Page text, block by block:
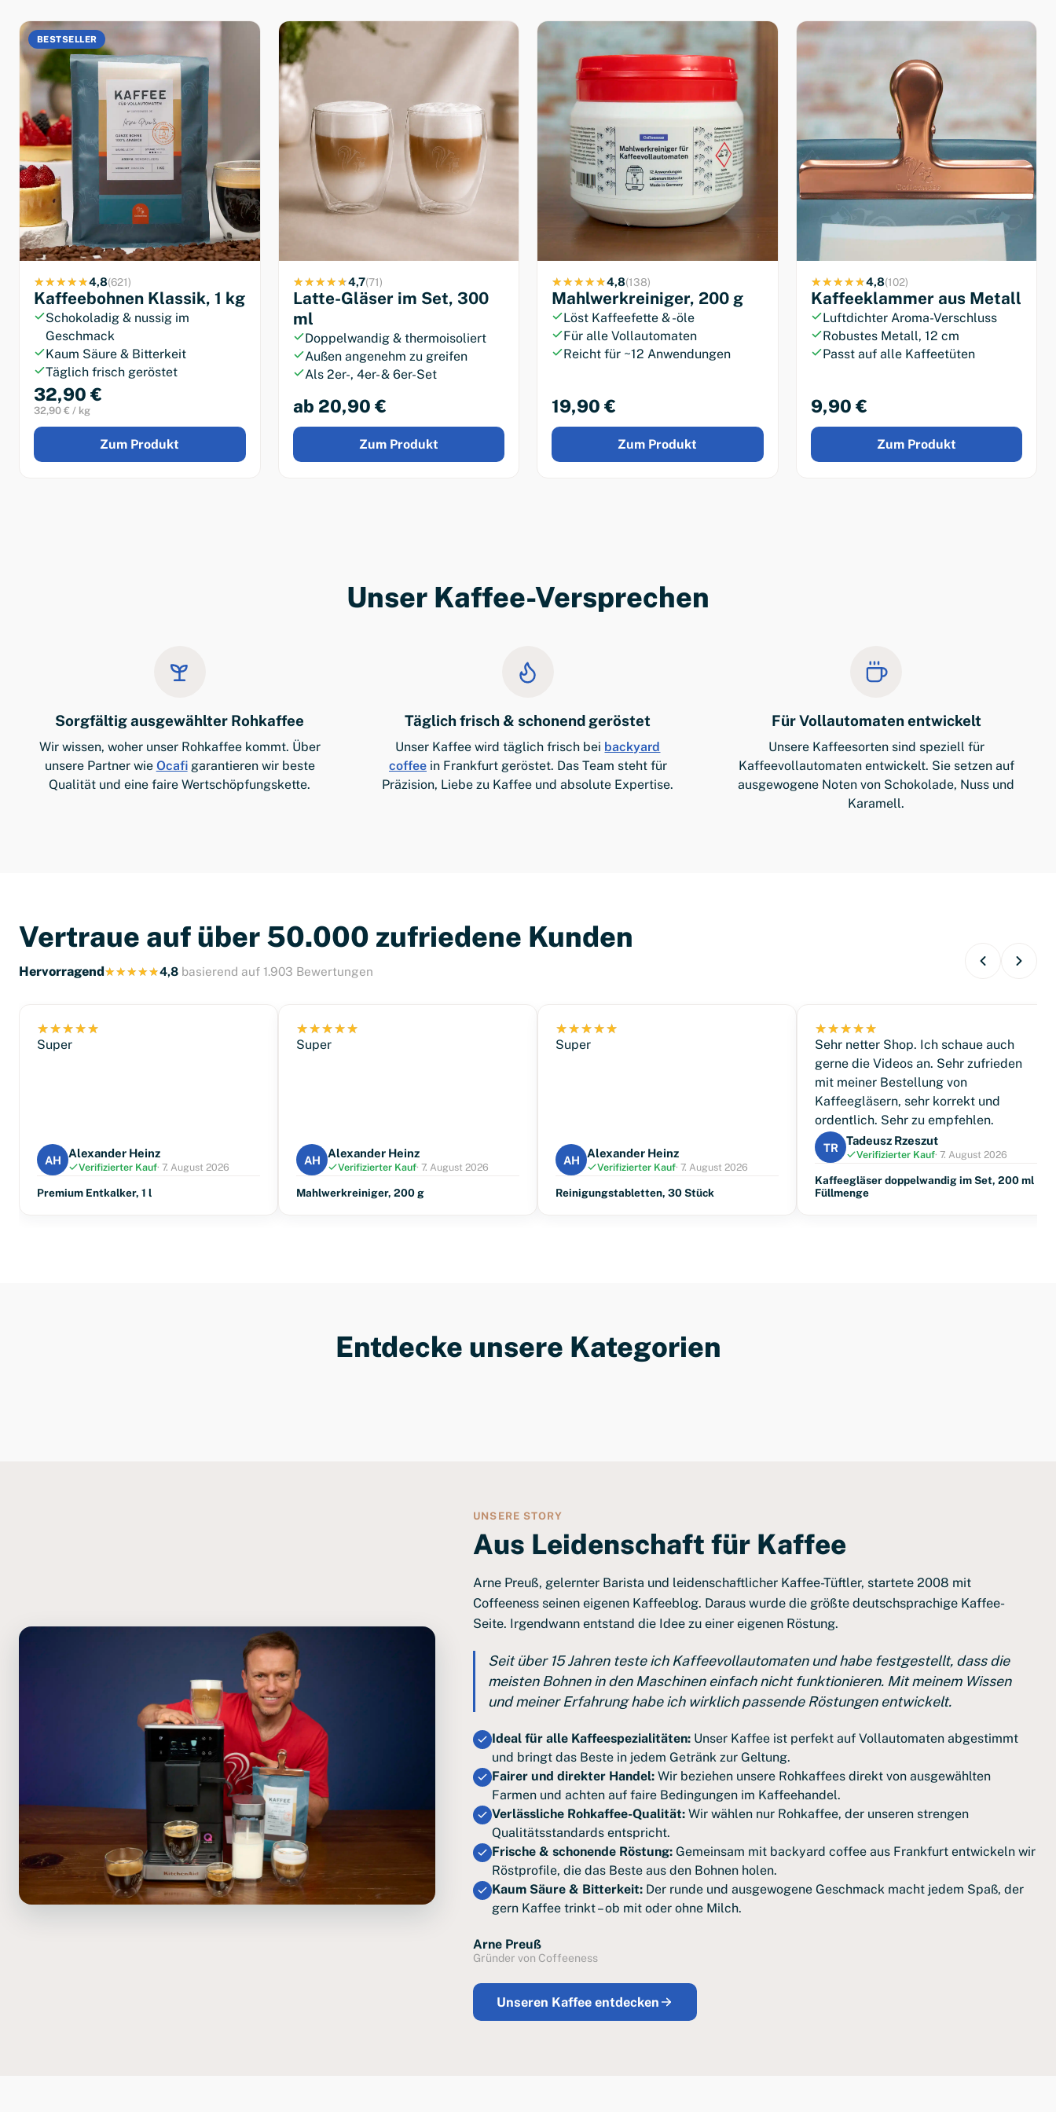
Vollautomaten
Schokoladige Süße. Kaum Säure &
Bitterkeit. Immer frisch für dich geröstet.
Jetzt probieren
BESTSELLER
4,8(621)
Kaffeebohnen Klassik, 1 kg
Schokoladig & nussig im
Geschmack
Kaum Säure & Bitterkeit
Täglich frisch geröstet
32,90 €
32,90 € / kg
Zum Produkt
4,7(71)
Latte-Gläser im Set, 300
ml
Doppelwandig & thermoisoliert
Außen angenehm zu greifen
Als 2er-, 4er- & 6er-Set
ab 20,90 €
Zum Produkt
4,8(138)
Mahlwerkreiniger, 200 g
Löst Kaffeefette & -öle
Für alle Vollautomaten
Reicht für ~12 Anwendungen
19,90 €
Zum Produkt
4,8(102)
Kaffeeklammer aus Metall
Luftdichter Aroma-Verschluss
Robustes Metall, 12 cm
Passt auf alle Kaffeetüten
9,90 €
Zum Produkt
Unser Kaffee-Versprechen
Sorgfältig ausgewählter Rohkaffee
Wir wissen, woher unser Rohkaffee kommt. Über
unsere Partner wie Ocafigarantieren wir beste
Qualität und eine faire Wertschöpfungskette.
Täglich frisch & schonend geröstet
Unser Kaffee wird täglich frisch bei backyard
coffeein Frankfurt geröstet. Das Team steht für
Präzision, Liebe zu Kaffee und absolute Expertise.
Für Vollautomaten entwickelt
Unsere Kaffeesorten sind speziell für
Kaffeevollautomaten entwickelt. Sie setzen auf
ausgewogene Noten von Schokolade, Nuss und
Karamell.
Vertraue auf über 50.000 zufriedene Kunden
Hervorragend 4,8 basierend auf 1.903 Bewertungen
Super
AH Alexander Heinz
Verifizierter Kauf· 7. August 2026
Premium Entkalker, 1 l
Super
AH Alexander Heinz
Verifizierter Kauf· 7. August 2026
Mahlwerkreiniger, 200 g
Super
AH Alexander Heinz
Verifizierter Kauf· 7. August 2026
Reinigungstabletten, 30 Stück
Sehr netter Shop. Ich schaue auch
gerne die Videos an. Sehr zufrieden
mit meiner Bestellung von
Kaffeegläsern, sehr korrekt und
ordentlich. Sehr zu empfehlen.
TR Tadeusz Rzeszut
Verifizierter Kauf· 7. August 2026
Kaffeegläser doppelwandig im Set, 200 ml
Füllmenge
Entdecke unsere Kategorien
UNSERE STORY
Aus Leidenschaft für Kaffee
Arne Preuß, gelernter Barista und leidenschaftlicher Kaffee-Tüftler, startete 2008 mit
Coffeeness seinen eigenen Kaffeeblog. Daraus wurde die größte deutschsprachige Kaffee-
Seite. Irgendwann entstand die Idee zu einer eigenen Röstung.
Seit über 15 Jahren teste ich Kaffeevollautomaten und habe festgestellt, dass die
meisten Bohnen in den Maschinen einfach nicht funktionieren. Mit meinem Wissen
und meiner Erfahrung habe ich wirklich passende Röstungen entwickelt.
Ideal für alle Kaffeespezialitäten: Unser Kaffee ist perfekt auf Vollautomaten abgestimmt
und bringt das Beste in jedem Getränk zur Geltung.
Fairer und direkter Handel: Wir beziehen unsere Rohkaffees direkt von ausgewählten
Farmen und achten auf faire Bedingungen im Kaffeehandel.
Verlässliche Rohkaffee-Qualität: Wir wählen nur Rohkaffee, der unseren strengen
Qualitätsstandards entspricht.
Frische & schonende Röstung: Gemeinsam mit backyard coffee aus Frankfurt entwickeln wir
Röstprofile, die das Beste aus den Bohnen holen.
Kaum Säure & Bitterkeit: Der runde und ausgewogene Geschmack macht jedem Spaß, der
gern Kaffee trinkt – ob mit oder ohne Milch.
Arne Preuß
Gründer von Coffeeness
Unseren Kaffee entdecken